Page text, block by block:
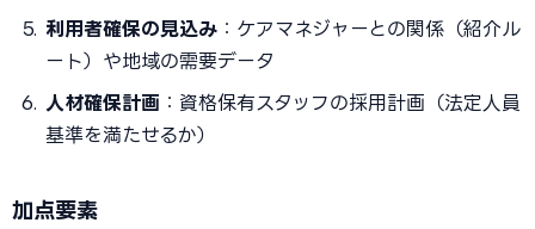
利用者確保の見込み ：ケアマネジャーとの関係（紹介ル
ート）や地域の需要データ
人材確保計画 ：資格保有スタッフの採用計画（法定人員
基準を満たせるか）
加点要素